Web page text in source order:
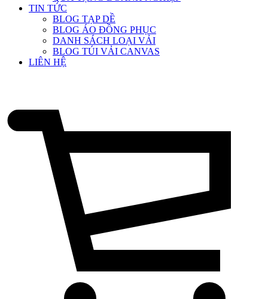
TIN TỨC
BLOG TẠP DỀ
BLOG ÁO ĐỒNG PHỤC
DANH SÁCH LOẠI VẢI
BLOG TÚI VẢI CANVAS
LIÊN HỆ